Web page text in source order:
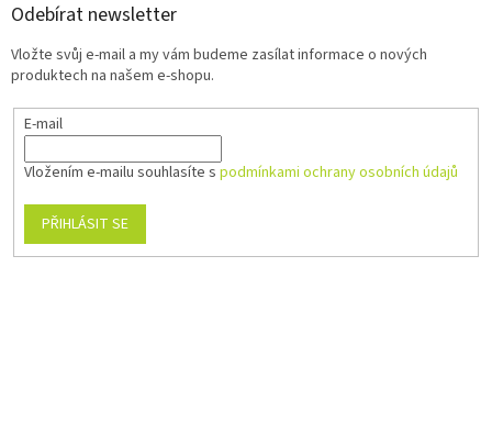
Odebírat newsletter
Vložte svůj e-mail a my vám budeme zasílat informace o nových
produktech na našem e-shopu.
E-mail
Vložením e-mailu souhlasíte s podmínkami ochrany osobních údajů
PŘIHLÁSIT SE